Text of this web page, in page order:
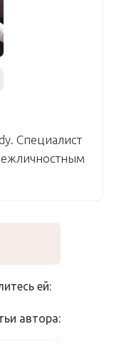
Специалист
ей:
автора: